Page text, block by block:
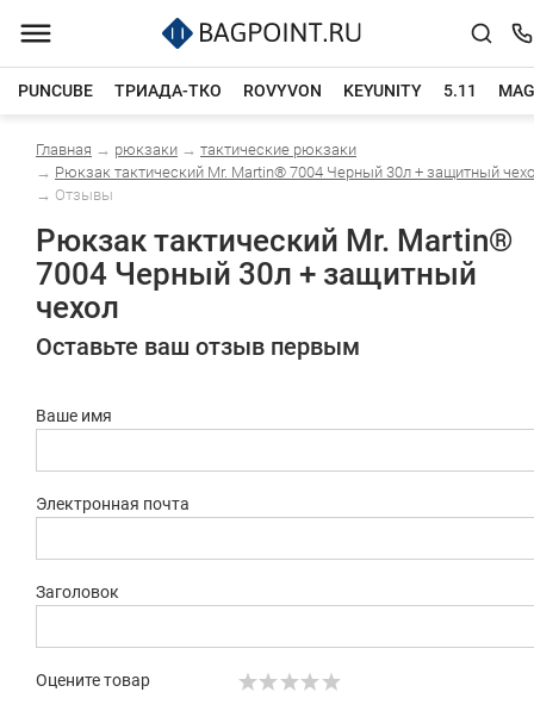
PUNCUBE ТРИАДА-ТКО ROVYVON KEYUNITY 5.11
Каталог товаров
Главная → рюкзаки → тактические рюкзаки
→ Рюкзак тактический Mr. Martin® 7004 Черный 30л + защитный
→ Отзывы
Рюкзак тактический Mr. Martin®
7004 Черный 30л + защитный
чехол
Оставьте ваш отзыв первым
Ваше имя
Электронная почта
Заголовок
Оцените товар